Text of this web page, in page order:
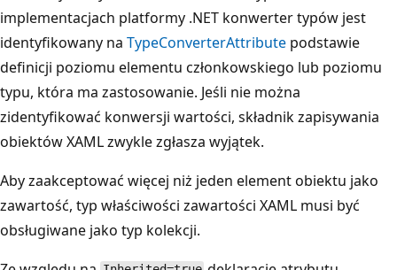
implementacjach platformy .NET konwerter typów jest
identyfikowany na TypeConverterAttribute podstawie
definicji poziomu elementu członkowskiego lub poziomu
typu, która ma zastosowanie. Jeśli nie można
zidentyfikować konwersji wartości, składnik zapisywania
obiektów XAML zwykle zgłasza wyjątek.
Aby zaakceptować więcej niż jeden element obiektu jako
zawartość, typ właściwości zawartości XAML musi być
obsługiwane jako typ kolekcji.